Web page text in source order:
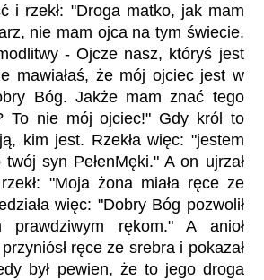
i rzekł: "Droga matko, jak mam
nie mam ojca na tym świecie.
- Ojcze nasz, któryś jest
mawiałaś, że mój ojciec jest w
Bóg. Jakże mam znać tego
To nie mój ojciec!" Gdy król to
ją, kim jest. Rzekła więc: "jestem
syn PełenMęki." A on ujrzał
"Moja żona miała ręce ze
więc: "Dobry Bóg pozwolił
prawdziwym rękom." A anioł
ręce ze srebra i pokazał
był pewien, że to jego droga